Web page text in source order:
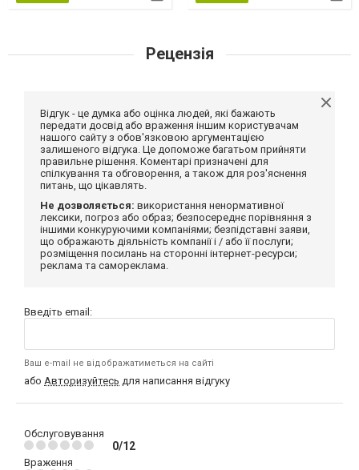
Рецензія
Відгук - це думка або оцінка людей, які бажають
передати досвід або враження іншим користувачам
нашого сайту з обов'язковою аргументацією
залишеного відгука. Це допоможе багатьом прийняти
правильне рішення. Коментарі призначені для
спілкування та обговорення, а також для роз'яснення
питань, що цікавлять.
Не дозволяється: використання ненормативної
лексики, погроз або образ; безпосереднє порівняння з
іншими конкуруючими компаніями; безпідставні заяви,
що ображають діяльність компанії і / або її послуги;
розміщення посилань на сторонні інтернет-ресурси;
реклама та самореклама.
Введіть email:
Ваш e-mail не відображатиметься на сайті
або Авторизуйтесь для написання відгуку
Обслуговування
0/12
Враження